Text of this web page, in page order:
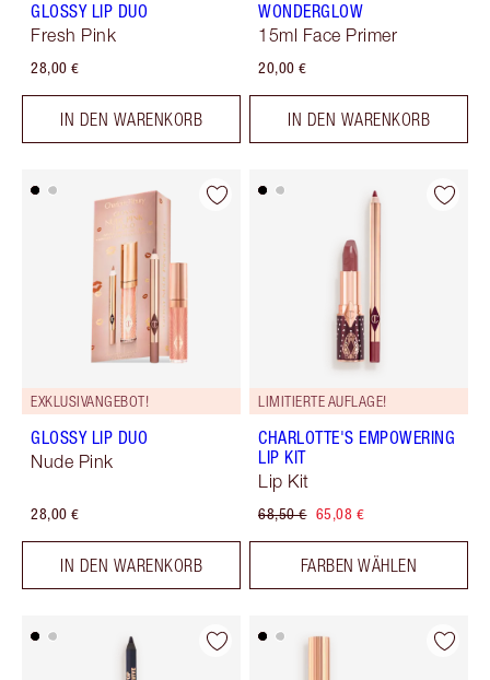
GLOSSY LIP DUO
Fresh Pink
28,00 €
IN DEN WARENKORB
WONDERGLOW
15ml Face Primer
20,00 €
IN DEN WARENKORB
EXKLUSIVANGEBOT!
GLOSSY LIP DUO
Nude Pink
28,00 €
IN DEN WARENKORB
LIMITIERTE AUFLAGE!
CHARLOTTE'S EMPOWERING
LIP KIT
Lip Kit
68,50 € 65,08 €
FARBEN WÄHLEN